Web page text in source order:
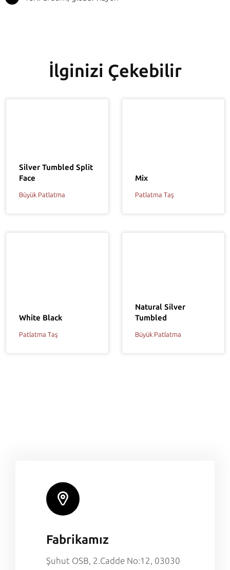
İlginizi Çekebilir
Silver Tumbled Split
Face
Büyük Patlatma
Mix
Patlatma Taş
White Black
Patlatma Taş
Natural Silver
Tumbled
Büyük Patlatma
Fabrikamız
Şuhut OSB, 2.Cadde No:12, 03030